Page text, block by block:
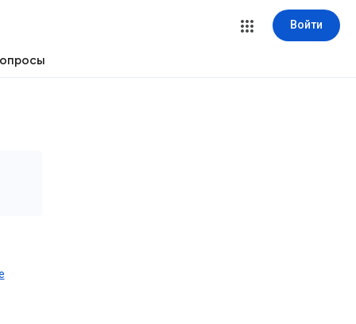
Войти